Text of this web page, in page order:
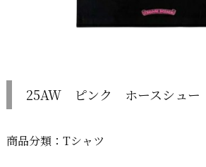
25AW ピンク ホースシュー
商品分類：Tシャツ